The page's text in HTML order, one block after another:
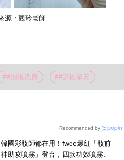
源：觀玲老師
##泡泡洗顏 ##評比單元
韓國彩妝師都在用！fwee爆紅「妝前
神助攻噴霧」登台，四款功效噴霧、
Recommended by